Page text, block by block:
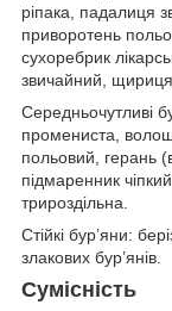
ріпака, падалиця
приворотень
сухоребрик
звичайний,
Середньочутливі
промениста,
польовий, герань
підмаренник
трироздільна.
Стійкі бур’яни:
злакових бур’янів.
Сумісність